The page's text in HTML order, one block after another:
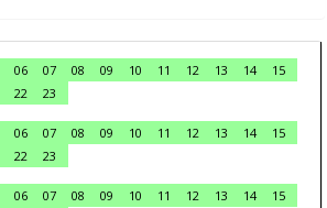
06 07 08 09 10 11 12 13 14
15
22
23
06 07 08 09 10 11 12 13 14
15
22
23
06 07 08 09 10 11 12 13 14
15